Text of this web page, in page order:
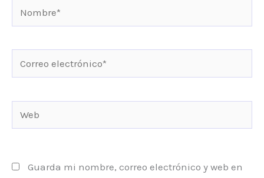
Nombre*
electrónico*
Guarda mi nombre, correo electrónico y web en